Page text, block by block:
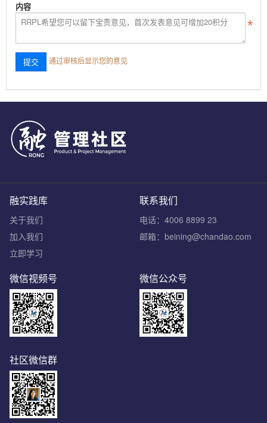
内容
通过审核后显示您的意见
联系我们
电话：4006 8899 23
邮箱：beining@chandao.com
融实践库
关于我们
加入我们
立即学习
微信公众号
微信视频号
社区微信群